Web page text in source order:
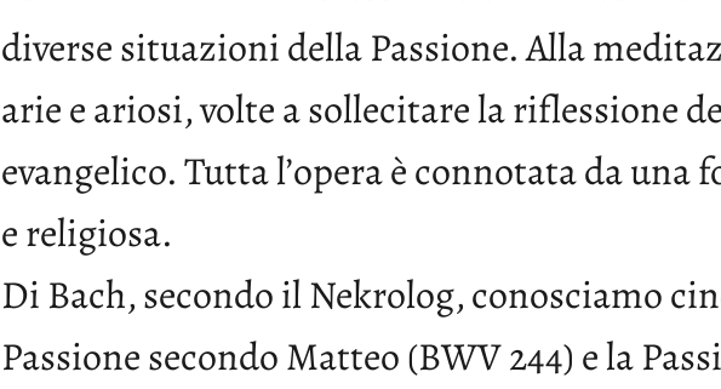
diverse situazioni della Passione. Alla
arie e ariosi, volte a sollecitare la riflessione
evangelico. Tutta l’opera è connotata da
e religiosa.
Di Bach, secondo il Nekrolog, conosciamo
Passione secondo Matteo (BWV 244) e la